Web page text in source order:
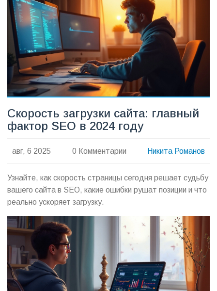
Скорость загрузки сайта: главный
фактор SEO в 2024 году
авг, 6 2025 0 Комментарии Никита Романов
Узнайте, как скорость страницы сегодня решает судьбу
вашего сайта в SEO, какие ошибки рушат позиции и что
реально ускоряет загрузку.